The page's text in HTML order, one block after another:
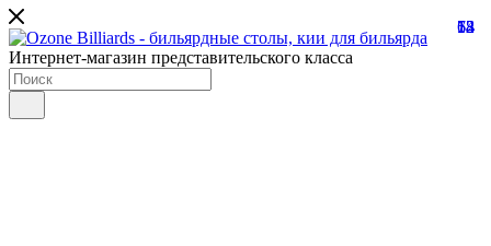
Интернет-магазин представительского класса
13
68
73
54
12